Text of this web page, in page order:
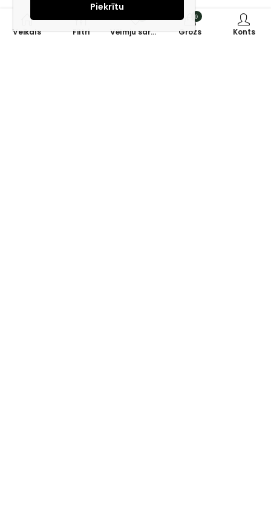
Veikals Filtri Vēlmju saraksts
0
Grozs Konts
Piekrītu